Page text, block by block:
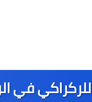
في